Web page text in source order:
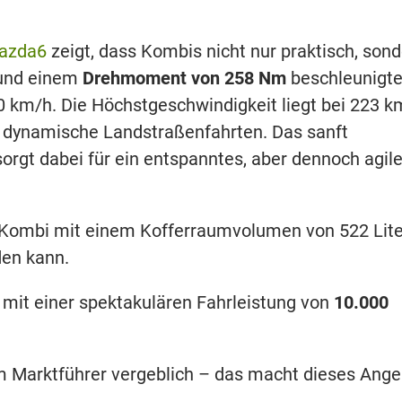
zeigt, dass Kombis nicht nur praktisch,
einem Drehmoment von 258 Nm
km/h. Die Höchstgeschwindigkeit liegt bei 223
Landstraßenfahrten. Das sanft
dabei für ein entspanntes, aber dennoch
mit einem Kofferraumvolumen von 522
kann.
einer spektakulären Fahrleistung von 10.000
Marktführer vergeblich – das macht dieses